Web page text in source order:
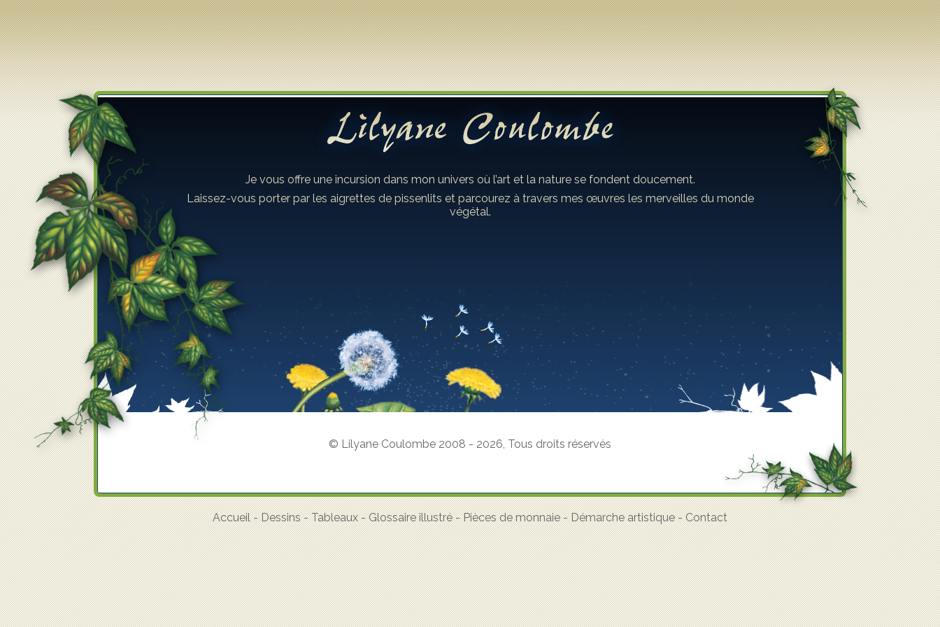
Je vous offre une incursion dans mon univers où l’art et la nature se fondent doucement.
Laissez-vous porter par les aigrettes de pissenlits et parcourez à travers mes œuvres les merveilles du monde
végétal.
© Lilyane Coulombe 2008 - 2026, Tous droits réservés
Accueil-Dessins-Tableaux-Glossaire illustré-Pièces de monnaie-Démarche artistique-Contact